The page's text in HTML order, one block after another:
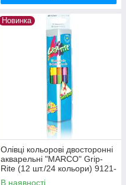
Новинка
Олівці кольорові двосторонні
акварельні "MARCO" Grip-
Rite (12 шт./24 кольори) 9121-
12CB
В наявності